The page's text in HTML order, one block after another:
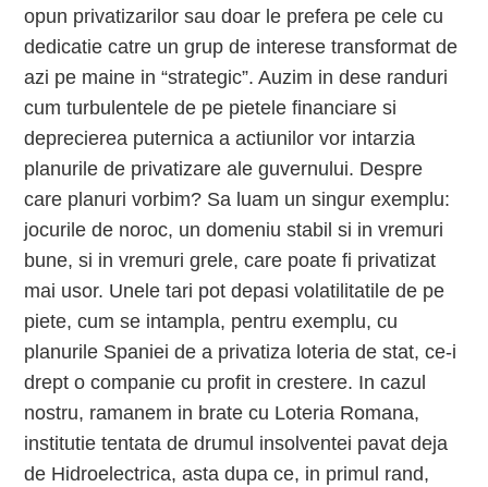
opun privatizarilor sau doar le prefera pe cele cu
dedicatie catre un grup de interese transformat de
azi pe maine in “strategic”. Auzim in dese randuri
cum turbulentele de pe pietele financiare si
deprecierea puternica a actiunilor vor intarzia
planurile de privatizare ale guvernului. Despre
care planuri vorbim? Sa luam un singur exemplu:
jocurile de noroc, un domeniu stabil si in vremuri
bune, si in vremuri grele, care poate fi privatizat
mai usor. Unele tari pot depasi volatilitatile de pe
piete, cum se intampla, pentru exemplu, cu
planurile Spaniei de a privatiza loteria de stat, ce-i
drept o companie cu profit in crestere. In cazul
nostru, ramanem in brate cu Loteria Romana,
institutie tentata de drumul insolventei pavat deja
de Hidroelectrica, asta dupa ce, in primul rand,